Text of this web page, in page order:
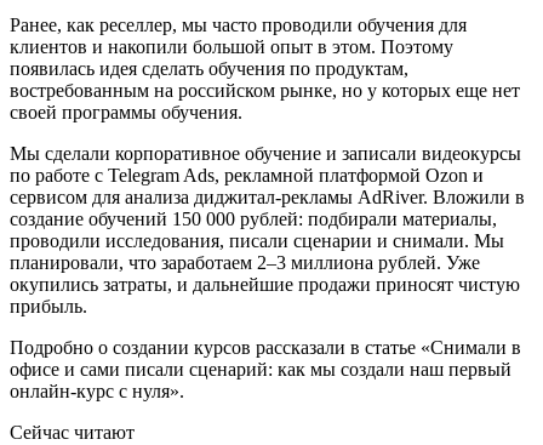
Ранее, как реселлер, мы часто проводили обучения для
клиентов и накопили большой опыт в этом. Поэтому
появилась идея сделать обучения по продуктам,
востребованным на российском рынке, но у которых еще нет
своей программы обучения.
Мы сделали корпоративное обучение и записали видеокурсы
по работе с Telegram Ads, рекламной платформой Ozon и
сервисом для анализа диджитал-рекламы AdRiver. Вложили в
создание обучений 150 000 рублей: подбирали материалы,
проводили исследования, писали сценарии и снимали. Мы
планировали, что заработаем 2–3 миллиона рублей. Уже
окупились затраты, и дальнейшие продажи приносят чистую
прибыль.
Подробно о создании курсов рассказали в статье «Снимали в
офисе и сами писали сценарий: как мы создали наш первый
онлайн-курс с нуля».
Сейчас читают